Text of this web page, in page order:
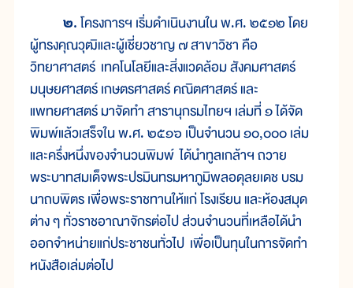
๒.โครงการฯ เริ่มดำเนินงานใน พ.ศ. ๒๕๑๒ โดย
ผู้ทรงคุณวุฒิและผู้เชี่ยวชาญ ๗ สาขาวิชา คือ
วิทยาศาสตร์ เทคโนโลยีและสิ่งแวดล้อม สังคมศาสตร์
มนุษยศาสตร์ เกษตรศาสตร์ คณิตศาสตร์ และ
แพทยศาสตร์ มาจัดทำ สารานุกรมไทยฯ เล่มที่ ๑ ได้จัด
พิมพ์แล้วเสร็จใน พ.ศ. ๒๕๑๖ เป็นจำนวน ๑๐,๐๐๐ เล่ม
และครึ่งหนึ่งของจำนวนพิมพ์ ได้นำทูลเกล้าฯ ถวาย
พระบาทสมเด็จพระปรมินทรมหาภูมิพลอดุลยเดช บรม
นาถบพิตร เพื่อพระราชทานให้แก่ โรงเรียน และห้องสมุด
ต่าง ๆ ทั่วราชอาณาจักรต่อไป ส่วนจำนวนที่เหลือได้นำ
ออกจำหน่ายแก่ประชาชนทั่วไป เพื่อเป็นทุนในการจัดทำ
หนังสือเล่มต่อไป